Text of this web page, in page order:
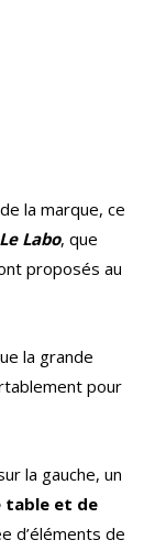
la marque, ce
Le Labo, que
proposés au
la grande
pour
la gauche, un
table et de
d’éléments de